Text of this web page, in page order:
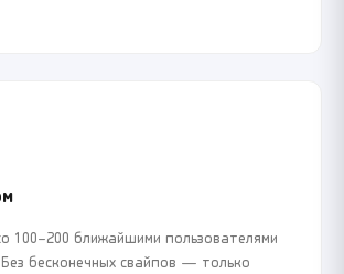
100–200 ближайшими пользователями
бесконечных свайпов — только